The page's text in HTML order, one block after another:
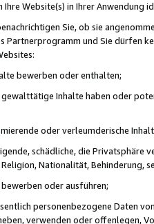
Website(s) in Ihrer Anwendung
Sie, ob sie
Partnerprogramm und Sie dürfen
bewerben oder enthalten;
Inhalte haben oder
oder verleumderische
schädliche, die Privatsphäre
Nationalität, Behinderung,
oder ausführen;
personenbezogene Daten
verwenden oder offenlegen,